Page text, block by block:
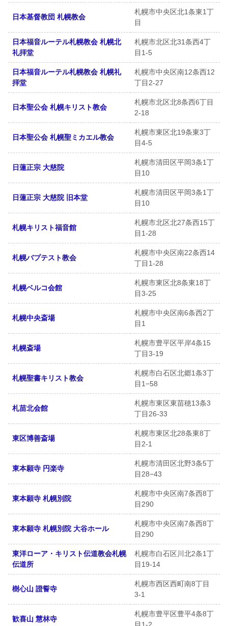
日本基督教団 札幌教会
札幌市中央区北1条東1丁
目
日本福音ルーテル札幌教会 札幌北
礼拝堂
札幌市北区北31条西4丁
目1-5
日本福音ルーテル札幌教会 札幌礼
拝堂
札幌市中央区南12条西12
丁目2-27
日本聖公会 札幌キリスト教会
札幌市北区北8条西6丁目
2-18
日本聖公会 札幌聖ミカエル教会
札幌市東区北19条東3丁
目4-5
日蓮正宗 大慈院
札幌市清田区平岡3条1丁
目10
日蓮正宗 大慈院 旧本堂
札幌市清田区平岡3条1丁
目10
札幌キリスト福音館
札幌市北区北27条西15丁
目1-28
札幌バプテスト教会
札幌市中央区南22条西14
丁目1-28
札幌ベルコ会館
札幌市東区北8条東18丁
目3-25
札幌中央斎場
札幌市中央区南6条西2丁
目1
札幌斎場
札幌市豊平区平岸4条15
丁目3-19
札幌聖書キリスト教会
札幌市白石区北郷1条3丁
目1−58
札苗北会館
札幌市東区東苗穂13条3
丁目26-33
東区博善斎場
札幌市東区北28条東8丁
目2-1
東本願寺 円楽寺
札幌市清田区北野3条5丁
目28−43
東本願寺 札幌別院
札幌市中央区南7条西8丁
目290
東本願寺 札幌別院 大谷ホール
札幌市中央区南7条西8丁
目290
東洋ローア・キリスト伝道教会札幌
伝道所
札幌市白石区川北2条1丁
目19-14
樹心山 證誓寺
札幌市西区西町南8丁目
3-1
歓喜山 慧林寺
札幌市豊平区豊平4条8丁